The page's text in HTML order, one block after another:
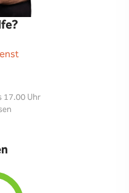
17.00 Uhr